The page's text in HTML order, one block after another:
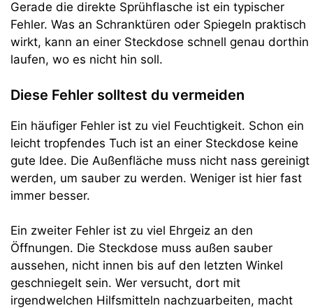
Gerade die direkte Sprühflasche ist ein typischer
Fehler. Was an Schranktüren oder Spiegeln praktisch
wirkt, kann an einer Steckdose schnell genau dorthin
laufen, wo es nicht hin soll.
Diese Fehler solltest du vermeiden
Ein häufiger Fehler ist zu viel Feuchtigkeit. Schon ein
leicht tropfendes Tuch ist an einer Steckdose keine
gute Idee. Die Außenfläche muss nicht nass gereinigt
werden, um sauber zu werden. Weniger ist hier fast
immer besser.
Ein zweiter Fehler ist zu viel Ehrgeiz an den
Öffnungen. Die Steckdose muss außen sauber
aussehen, nicht innen bis auf den letzten Winkel
geschniegelt sein. Wer versucht, dort mit
irgendwelchen Hilfsmitteln nachzuarbeiten, macht